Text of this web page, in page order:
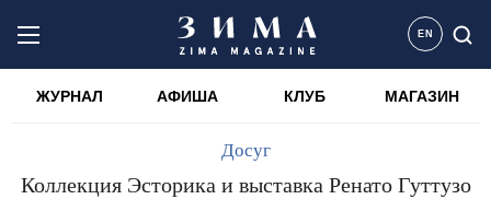
EN
ЖУРНАЛ АФИША КЛУБ МАГАЗИН
Досуг
Коллекция Эсторика и выставка Ренато Гуттузо